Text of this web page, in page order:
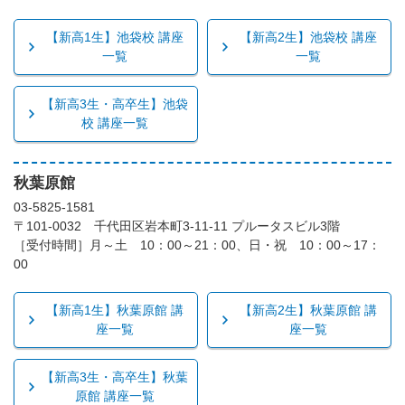
【新高1生】池袋校 講座
一覧
【新高2生】池袋校 講座
一覧
【新高3生・高卒生】池袋
校 講座一覧
秋葉原館
03-5825-1581
〒101-0032 千代田区岩本町3-11-11 プルータスビル3階
［受付時間］月～土 10：00～21：00、日・祝 10：00～17：
00
【新高1生】秋葉原館 講
座一覧
【新高2生】秋葉原館 講
座一覧
【新高3生・高卒生】秋葉
原館 講座一覧